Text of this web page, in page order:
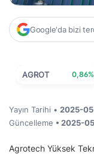
Google'da bizi
AGROT 0,86%
Yayın Tarihi • 2025-
Güncelleme • 2025-
Agrotech Yüksek